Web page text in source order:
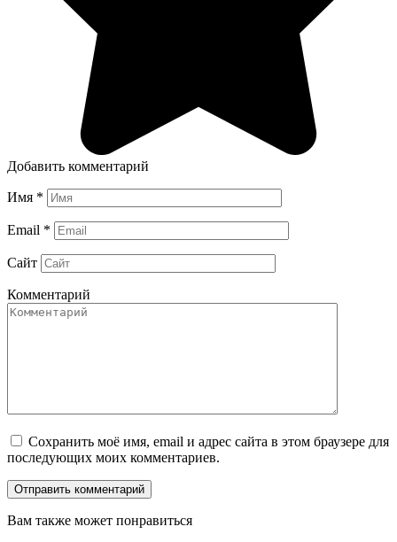
Добавить комментарий
Имя *
Email *
Сайт
Комментарий
Сохранить моё имя, email и адрес сайта в этом браузере для
последующих моих комментариев.
Вам также может понравиться